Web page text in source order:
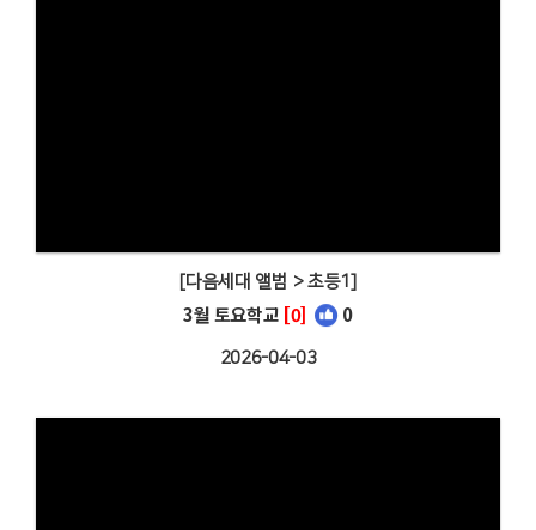
[다음세대 앨범 > 초등1]
3월 토요학교 [0] 0
2026-04-03